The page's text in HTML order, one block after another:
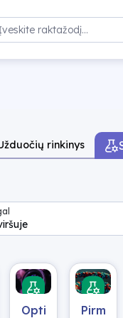
rinkinys
Optiniai
Pirminė